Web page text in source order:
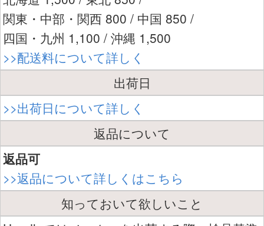
関東・中部・関西 800 / 中国 850 /
四国・九州 1,100 / 沖縄 1,500
>>配送料について詳しく
出荷日
>>出荷日について詳しく
返品について
返品可
>>返品について詳しくはこちら
知っておいて欲しいこと